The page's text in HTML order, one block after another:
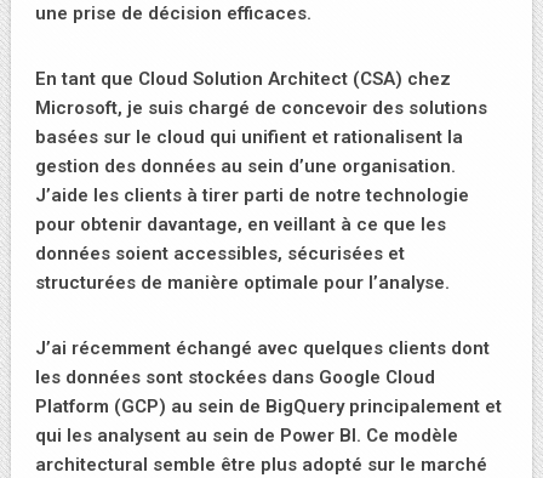
une prise de décision efficaces.
En tant que Cloud Solution Architect (CSA) chez
Microsoft, je suis chargé de concevoir des solutions
basées sur le cloud qui unifient et rationalisent la
gestion des données au sein d’une organisation.
J’aide les clients à tirer parti de notre technologie
pour obtenir davantage, en veillant à ce que les
données soient accessibles, sécurisées et
structurées de manière optimale pour l’analyse.
J’ai récemment échangé avec quelques clients dont
les données sont stockées dans Google Cloud
Platform (GCP) au sein de BigQuery principalement et
qui les analysent au sein de Power BI. Ce modèle
architectural semble être plus adopté sur le marché